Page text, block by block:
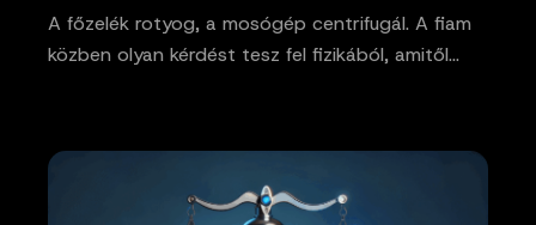
A főzelék rotyog, a mosógép centrifugál. A fiam
közben olyan kérdést tesz fel fizikából, amitől…